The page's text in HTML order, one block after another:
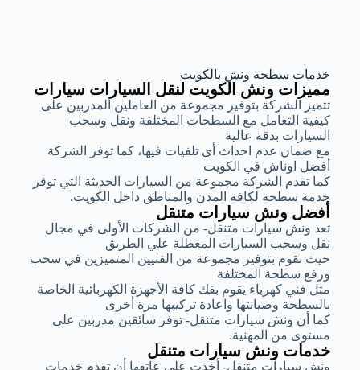
خدمات سطحه ونش بالكويت
مميزات ونش الكويت لنقل السيارات سيارات
تتميز الشركة بتوفير مجموعة من العاملين المدربين على
كيفية التعامل مع السطحات المختلفة ونقل وسحب
السيارات بدقة عالية
مع ضمان عدم احداث أي تلفيات فيها، كما توفر الشركة
أفضل اوناش في الكويت
كما تقدم الشركة مجموعة من السيارات الحديثة التي توفر
خدمة سطحة لكافة المدن والمناطق داخل الكويت.
أفضل ونش سيارات متنقل
تعد ونش سيارات متنقل- من الشركات الأولى في مجال
نقل وسحب السيارات المعطلة علي الطريق
حيث نقوم بتوفير مجموعة من الفنيين المتميزين في سحب
ورفع سطحة المختلفة
مثل فني كهرباء يقوم بفك كافة الأجهزة الكهربائية الخاصة
بالسطحة وصيانتها واعادة تركيبها مرة أخرى
كما أن ونش سيارات متنقل- توفر سائقين مدربين على
مستوى من المهنية.
خدمات ونش سيارات متنقل
ونش سيارات متنقل- أخذت على عاتقها أن تقدم خدمات